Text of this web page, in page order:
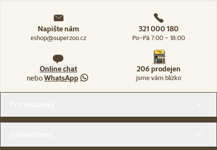
Napište nám
eshop@superzoo.cz
321 000 180
Po–Pá 7:00 – 18:00
Online chat
neboWhatsApp
206 prodejen
jsme vám blízko